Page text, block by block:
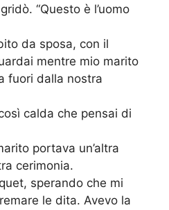
“Questo è l’uomo
da sposa, con il
mentre mio marito
fuori dalla nostra
calda che pensai di
portava un’altra
cerimonia.
sperando che mi
le dita. Avevo la